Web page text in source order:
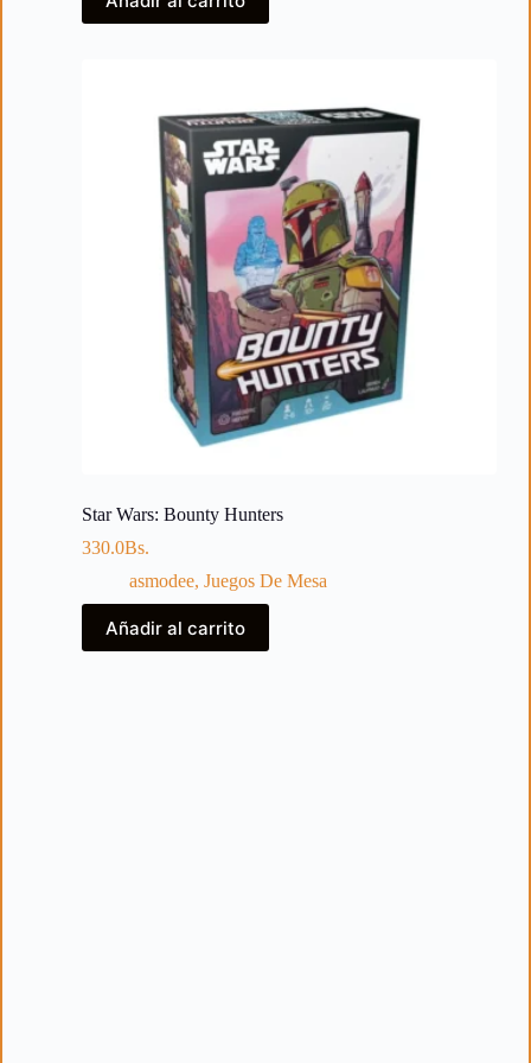
Star Wars: Bounty Hunters
330.0Bs.
asmodee, Juegos De Mesa
Añadir al carrito